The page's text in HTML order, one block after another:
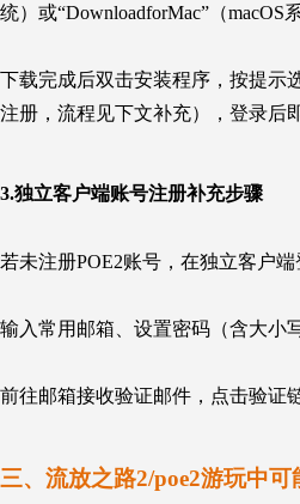
统）或“DownloadforMac”（macOS
下载完成后双击安装程序，按提示
注册，流程见下文补充），登录后
3.独立客户端账号注册补充步骤
若未注册POE2账号，在独立客户
输入常用邮箱、设置密码（含大小
前往邮箱接收验证邮件，点击验证
三、流放之路2/poe2游玩中